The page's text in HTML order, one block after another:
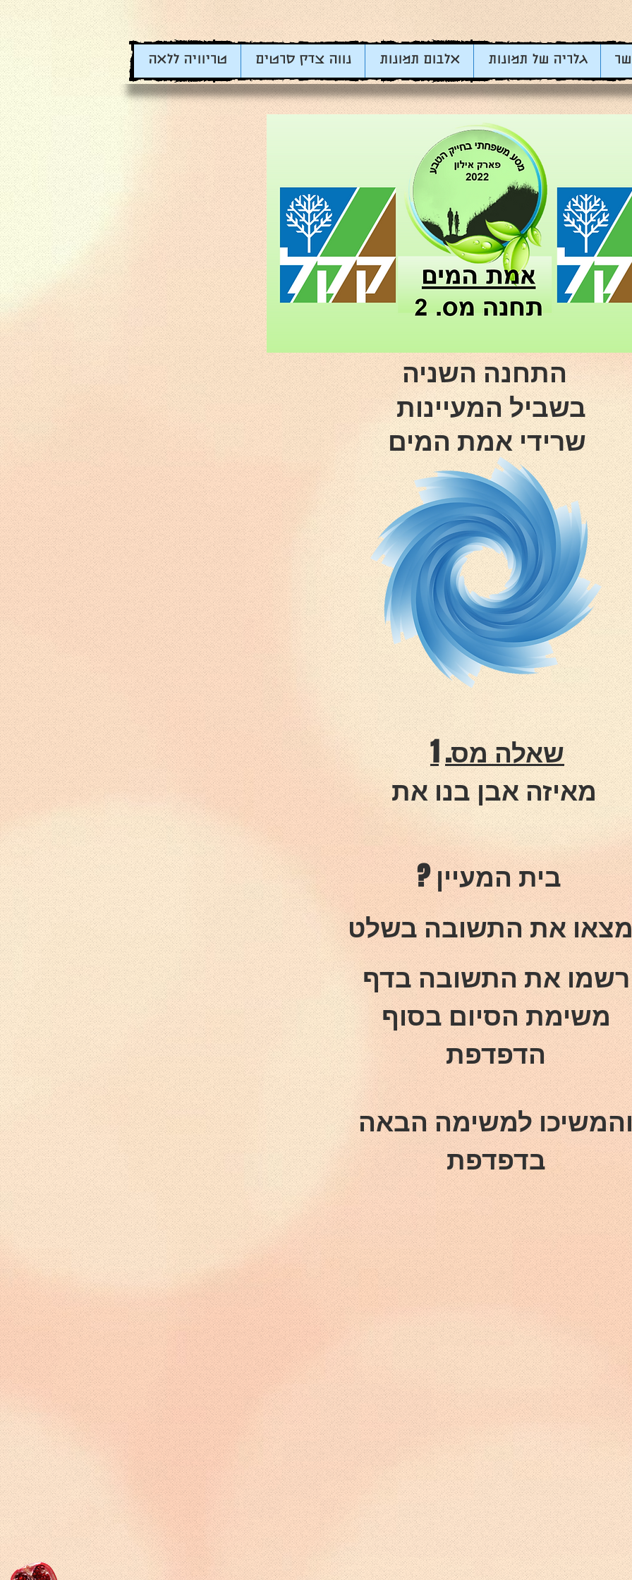
טריוויה ללאה נווה צדק סרטים אלבום תמונות גלריה של תמונות
התחנה השניה
בשביל המעיינות
שרידי אמת המים
שאלה מס.1
מאיזה אבן בנו את
? בית המעיין
את התשובה בשלט
רשמו את התשובה בדף
משימת הסיום בסוף
הדפדפת
למשימה הבאה
בדפדפת